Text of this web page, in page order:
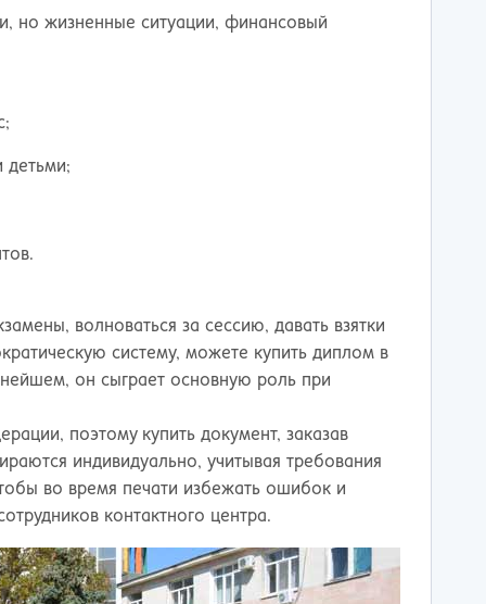
но жизненные ситуации, финансовый
детьми;
волноваться за сессию, давать взятки
систему, можете купить диплом в
он сыграет основную роль при
поэтому купить документ, заказав
индивидуально, учитывая требования
во время печати избежать ошибок и
контактного центра.